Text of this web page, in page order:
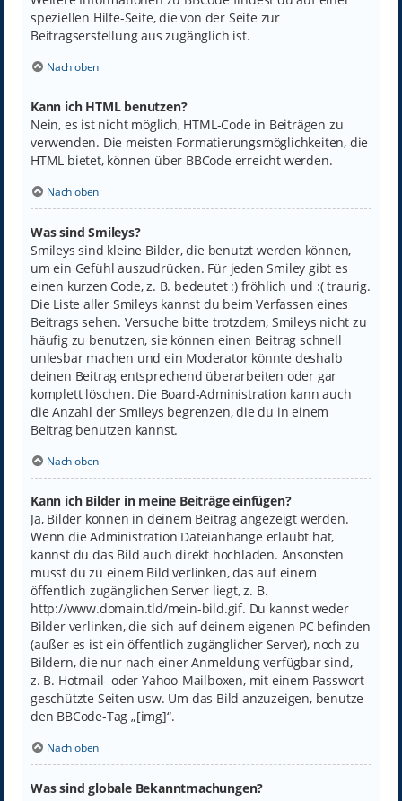
speziellen Hilfe-Seite, die von der Seite zur
Beitragserstellung aus zugänglich ist.
Nach oben
Kann ich HTML benutzen?
Nein, es ist nicht möglich, HTML-Code in Beiträgen zu
verwenden. Die meisten Formatierungsmöglichkeiten, die
HTML bietet, können über BBCode erreicht werden.
Nach oben
Was sind Smileys?
Smileys sind kleine Bilder, die benutzt werden können,
um ein Gefühl auszudrücken. Für jeden Smiley gibt es
einen kurzen Code, z. B. bedeutet :) fröhlich und :( traurig.
Die Liste aller Smileys kannst du beim Verfassen eines
Beitrags sehen. Versuche bitte trotzdem, Smileys nicht zu
häufig zu benutzen, sie können einen Beitrag schnell
unlesbar machen und ein Moderator könnte deshalb
deinen Beitrag entsprechend überarbeiten oder gar
komplett löschen. Die Board-Administration kann auch
die Anzahl der Smileys begrenzen, die du in einem
Beitrag benutzen kannst.
Nach oben
Kann ich Bilder in meine Beiträge einfügen?
Ja, Bilder können in deinem Beitrag angezeigt werden.
Wenn die Administration Dateianhänge erlaubt hat,
kannst du das Bild auch direkt hochladen. Ansonsten
musst du zu einem Bild verlinken, das auf einem
öffentlich zugänglichen Server liegt, z. B.
http://www.domain.tld/mein-bild.gif. Du kannst weder
Bilder verlinken, die sich auf deinem eigenen PC befinden
(außer es ist ein öffentlich zugänglicher Server), noch zu
Bildern, die nur nach einer Anmeldung verfügbar sind,
z. B. Hotmail- oder Yahoo-Mailboxen, mit einem Passwort
geschützte Seiten usw. Um das Bild anzuzeigen, benutze
den BBCode-Tag „[img]“.
Nach oben
Was sind globale Bekanntmachungen?